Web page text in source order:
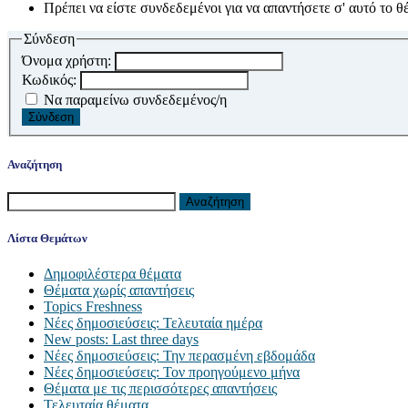
Πρέπει να είστε συνδεδεμένοι για να απαντήσετε σ' αυτό το
Σύνδεση
Όνομα χρήστη:
Κωδικός:
Να παραμείνω συνδεδεμένος/η
Σύνδεση
Αναζήτηση
Αναζήτηση
για:
Λίστα Θεμάτων
Δημοφιλέστερα θέματα
Θέματα χωρίς απαντήσεις
Topics Freshness
Νέες δημοσιεύσεις: Τελευταία ημέρα
New posts: Last three days
Νέες δημοσιεύσεις: Την περασμένη εβδομάδα
Νέες δημοσιεύσεις: Τον προηγούμενο μήνα
Θέματα με τις περισσότερες απαντήσεις
Τελευταία θέματα